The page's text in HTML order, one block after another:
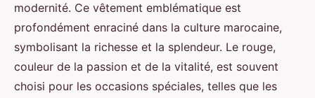
modernité. Ce vêtement emblématique est
profondément enraciné dans la culture marocaine,
symbolisant la richesse et la splendeur. Le rouge,
couleur de la passion et de la vitalité, est souvent
choisi pour les occasions spéciales, telles que les